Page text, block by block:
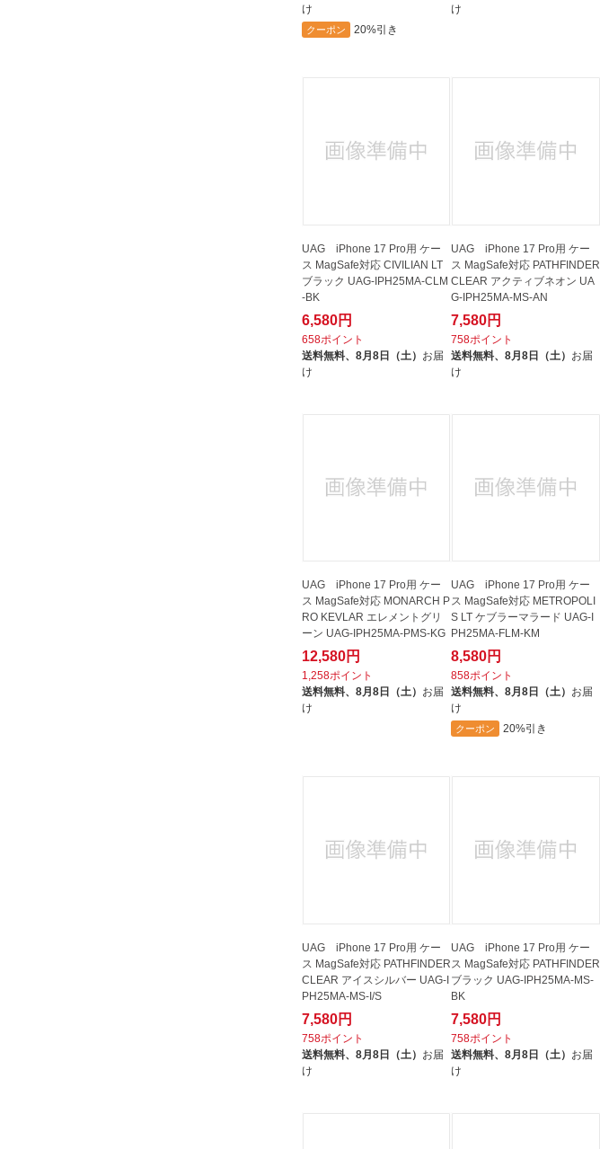
け
クーポン 20%引き
け
UAG iPhone 17 Pro用 ケー
ス MagSafe対応 CIVILIAN LT
ブラック UAG-IPH25MA-CLM
-BK
6,580円
658ポイント
送料無料、 8月8日（土） お届
け
UAG iPhone 17 Pro用 ケー
ス MagSafe対応 PATHFINDER
CLEAR アクティブネオン UA
G-IPH25MA-MS-AN
7,580円
758ポイント
送料無料、8月8日（土） お届
け
UAG iPhone 17 Pro用 ケー
ス MagSafe対応 MONARCH P
RO KEVLAR エレメントグリ
ーン UAG-IPH25MA-PMS-KG
12,580円
1,258ポイント
送料無料、 8月8日（土） お届
け
UAG iPhone 17 Pro用 ケー
ス MagSafe対応 METROPOLI
S LT ケブラーマラード UAG-I
PH25MA-FLM-KM
8,580円
858ポイント
送料無料、8月8日（土） お届
け
クーポン 20%引き
UAG iPhone 17 Pro用 ケー
ス MagSafe対応 PATHFINDER
CLEAR アイスシルバー UAG-I
PH25MA-MS-I/S
7,580円
758ポイント
送料無料、 8月8日（土） お届
け
UAG iPhone 17 Pro用 ケー
ス MagSafe対応 PATHFINDER
ブラック UAG-IPH25MA-MS-
BK
7,580円
758ポイント
送料無料、8月8日（土） お届
け